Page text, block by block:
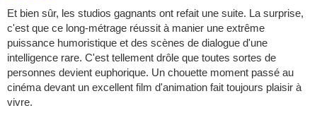
Et bien sûr, les studios gagnants ont refait une suite. La surprise,
c'est que ce long-métrage réussit à manier une extrême
puissance humoristique et des scènes de dialogue d'une
intelligence rare. C'est tellement drôle que toutes sortes de
personnes devient euphorique. Un chouette moment passé au
cinéma devant un excellent film d'animation fait toujours plaisir à
vivre.